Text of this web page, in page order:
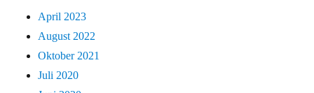
April 2023
August 2022
Oktober 2021
Juli 2020